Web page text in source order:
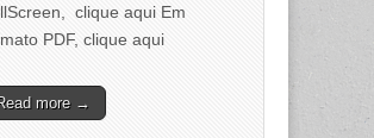
clique aqui Em
PDF, clique aqui
more →